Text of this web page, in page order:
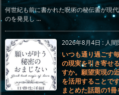
何世紀も前に書かれた呪術の秘伝書が現
のを発見し ...
2026年8月4日: 人
いつも通り過ごす
の現実を引き寄せ
すか。願望実現の
を活用することで
まとめた話題の1